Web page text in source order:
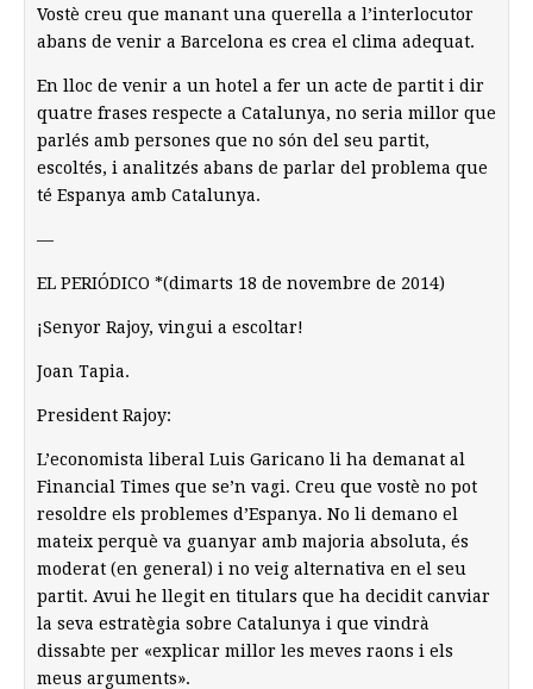
Vostè creu que manant una querella a l’interlocutor
abans de venir a Barcelona es crea el clima adequat.
En lloc de venir a un hotel a fer un acte de partit i dir
quatre frases respecte a Catalunya, no seria millor que
parlés amb persones que no són del seu partit,
escoltés, i analitzés abans de parlar del problema que
té Espanya amb Catalunya.
—
EL PERIÓDICO *(dimarts 18 de novembre de 2014)
¡Senyor Rajoy, vingui a escoltar!
Joan Tapia.
President Rajoy:
L’economista liberal Luis Garicano li ha demanat al
Financial Times que se’n vagi. Creu que vostè no pot
resoldre els problemes d’Espanya. No li demano el
mateix perquè va guanyar amb majoria absoluta, és
moderat (en general) i no veig alternativa en el seu
partit. Avui he llegit en titulars que ha decidit canviar
la seva estratègia sobre Catalunya i que vindrà
dissabte per «explicar millor les meves raons i els
meus arguments».